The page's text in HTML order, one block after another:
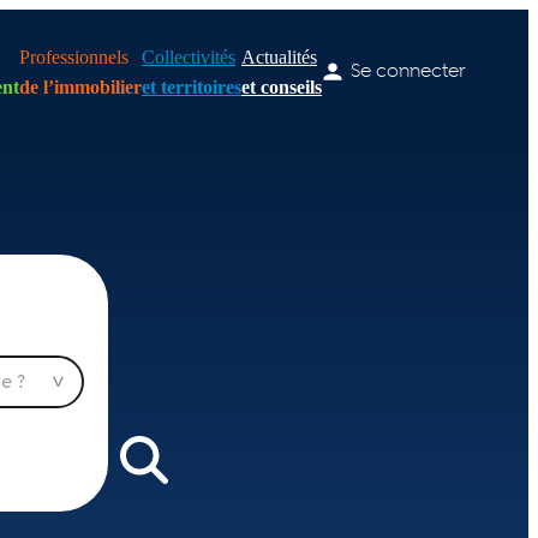
Professionnels
de l’immobilier
Collectivités
et territoires
Actualités
et conseils
Se connecter